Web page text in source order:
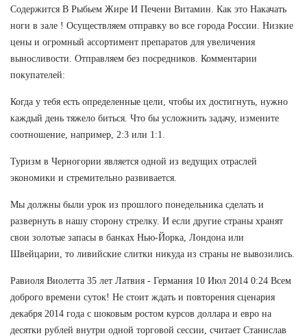
Содержится В Рыбьем Жире И Печени Витамин. Как это Накачать
ноги в зале ! Осуществляем отправку во все города России. Низкие
цены и огромный ассортимент препаратов для увеличения
выносливости. Отправляем без посредников. Комментарии
покупателей:
Когда у тебя есть определенные цели, чтобы их достигнуть, нужно
каждый день тяжело биться. Что бы усложнить задачу, измените
соотношение, например, 2:3 или 1:1.
Туризм в Черногории является одной из ведущих отраслей
экономики и стремительно развивается.
Мы должны были урок из прошлого понедельника сделать и
развернуть в нашу сторону стрелку. И если другие страны хранят
свои золотые запасы в банках Нью-Йорка, Лондона или
Швейцарии, то ливийские слитки никуда из страны не вывозились.
Равиоля Виолетта 35 лет Латвия - Германия 10 Июл 2014 0:24 Всем
доброго времени суток! Не стоит ждать и повторения сценария
декабря 2014 года с шоковым ростом курсов доллара и евро на
десятки рублей внутри одной торговой сессии, считает Станислав